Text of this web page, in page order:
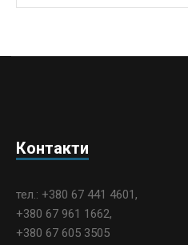
Контакти
тел.: +380 67 441 4601,
+380 67 961 1662,
+380 67 605 3505